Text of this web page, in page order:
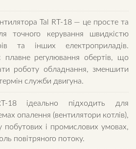
Tal RT-18 — це просте та
точного керування швидкістю
та інших електроприладів.
плавне регулювання обертів, що
роботу обладнання, зменшити
служби двигуна.
18 ідеально підходить для
опалення (вентилятори котлів),
побутових і промислових умовах,
повітряного потоку.